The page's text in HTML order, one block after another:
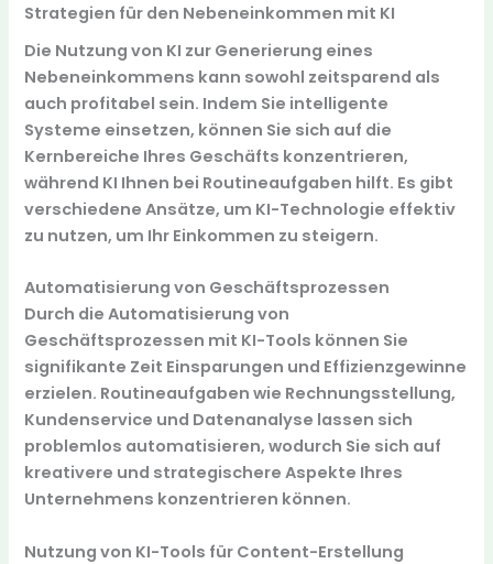
Strategien für den Nebeneinkommen mit KI
Die Nutzung von KI zur Generierung eines
Nebeneinkommens kann sowohl zeitsparend als
auch profitabel sein. Indem Sie intelligente
Systeme einsetzen, können Sie sich auf die
Kernbereiche Ihres Geschäfts konzentrieren,
während KI Ihnen bei Routineaufgaben hilft. Es gibt
verschiedene Ansätze, um KI-Technologie effektiv
zu nutzen, um Ihr Einkommen zu steigern.
Automatisierung von Geschäftsprozessen
Durch dieAutomatisierung von
Geschäftsprozessen mit KI-Tools können Sie
signifikante Zeit Einsparungen und Effizienzgewinne
erzielen. Routineaufgaben wie Rechnungsstellung,
Kundenservice und Datenanalyse lassen sich
problemlos automatisieren, wodurch Sie sich auf
kreativere und strategischere Aspekte Ihres
Unternehmens konzentrieren können.
Nutzung von KI-Tools für Content-Erstellung